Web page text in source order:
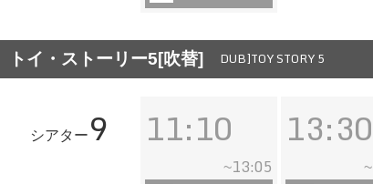
トイ・ストーリー5[吹替] DUB]TOY STORY 5
シアター 9 11:10
~13:05
13:30
~